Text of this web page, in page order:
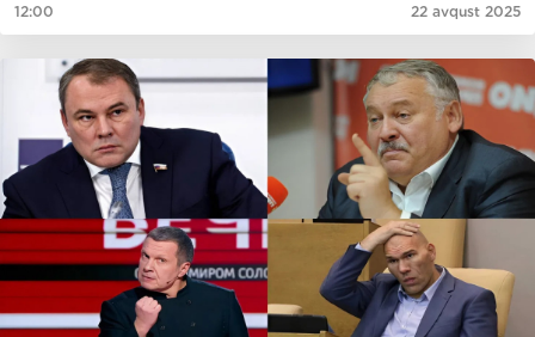
12:00 22 avqust 2025